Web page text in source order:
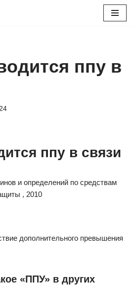
ппу в
ппу в связи
и определений по средствам
, 2010
дополнительного превышения
«ППУ» в других